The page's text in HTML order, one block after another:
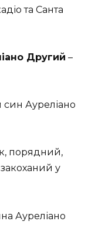
та Санта
Другий –
Ауреліано
порядний,
у
Ауреліано